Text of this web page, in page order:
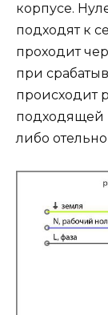
корпусе.
подходят к
проходит
при
происходит
подходящей
либо